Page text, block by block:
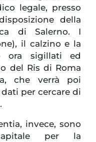
legale, presso
della
di Salerno. I
il calzino e la
ora sigillati ed
del Ris di Roma
che verrà poi
per cercare di
invece, sono
per la